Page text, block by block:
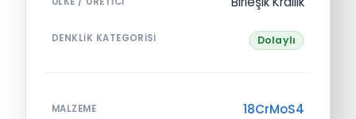
DENKLIK KATEGORISI Dolaylı
MALZEME 18CrMoS4